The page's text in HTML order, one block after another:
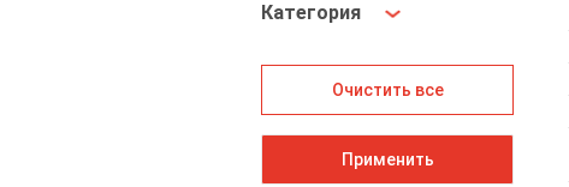
Категория
Очистить все
Применить